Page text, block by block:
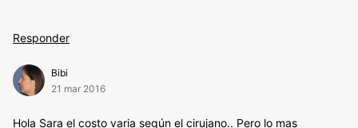
Responder
Bibi
21 mar 2016
Hola Sara el costo varia según el cirujano.. Pero lo mas